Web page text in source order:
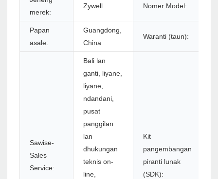
merek:
Zywell Nomer Model:
Papan
asale:
Guangdong,
China
Waranti (taun):
Sawise-
Sales
Service:
Bali lan
ganti, liyane,
liyane,
ndandani,
pusat
panggilan
lan
dhukungan
teknis on-
line,
Kit
pangembangan
piranti lunak
(SDK):